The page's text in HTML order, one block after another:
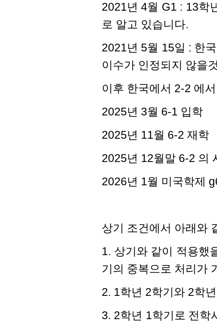
2021년 4월 G1 : 13학
로 알고 있습니다.
2021년 5월 15일 : 한
이수가 인정되지 않을
이후 한국에서 2-2 에
2025년 3월 6-1 입학
2025년 11월 6-2 재학
2025년 12월말 6-2 의
2026년 1월 미국학제
상기 조건에서 아래와
1. 상기와 같이 적용했
기의 중복으로 처리가
2. 1학년 2학기와 2학
3. 2학년 1학기로 전학